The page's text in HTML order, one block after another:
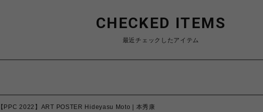
CHECKED ITEMS
最近チェックしたアイテム
【PPC 2022】ART POSTER Hideyasu Moto | 本秀康